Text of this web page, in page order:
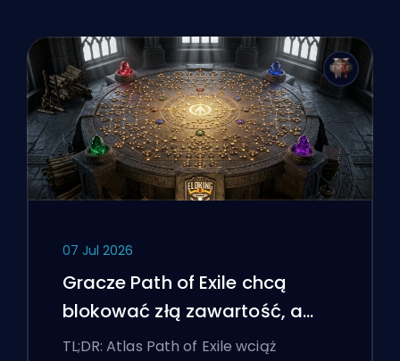
07 Jul 2026
Gracze Path of Exile chcą
blokować złą zawartość, a
interfejs wciąż im przeszkadza
TL;DR: Atlas Path of Exile wciąż